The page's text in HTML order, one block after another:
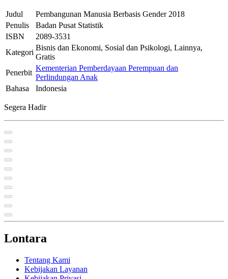
Judul
Pembangunan Manusia Berbasis Gender 2018
Penulis
Badan Pusat Statistik
ISBN
2089-3531
Kategori
Bisnis dan Ekonomi, Sosial dan Psikologi, Lainnya,
Gratis
Penerbit
Kementerian Pemberdayaan Perempuan dan
Perlindungan Anak
Bahasa
Indonesia
Segera Hadir
Lontara
Tentang Kami
Kebijakan Layanan